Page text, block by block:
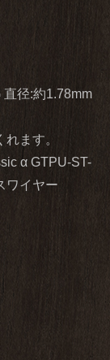
径:約1.78mm
ます。
α GTPU-ST-
ワイヤー